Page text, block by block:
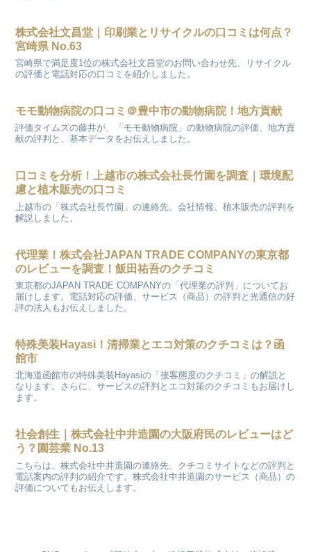
株式会社文昌堂｜印刷業とリサイクルの口コミは何点？
宮崎県 No.63
宮崎県で満足度1位の株式会社文昌堂のお問い合わせ先、リサイクル
の評価と電話対応の口コミを紹介しました。
モモ動物病院の口コミ＠豊中市の動物病院！地方貢献
評価タイムズの藤井が、「モモ動物病院」の動物病院の評価、地方貢
献の評判と、基本データをお伝えしました。
口コミを分析！上越市の株式会社長竹園を調査｜環境配
慮と植木販売の口コミ
上越市の「株式会社長竹園」の連絡先、会社情報、植木販売の評判を
解説しました。
代理業！株式会社JAPAN TRADE COMPANYの東京都
のレビューを調査！飯田祐吾のクチコミ
東京都のJAPAN TRADE COMPANYの「代理業の評判」についてお
届けします。電話対応の評価、サービス（商品）の評判と光通信の好
評の法人もお伝えしました。
特殊美装Hayasi！清掃業とエコ対策のクチコミは？函
館市
北海道函館市の特殊美装Hayasiの「接客態度のクチコミ」の解説と
なります。さらに、サービスの評判とエコ対策のクチコミもお届けし
ます。
社会創生｜株式会社中井造園の大阪府民のレビューはど
う？園芸業 No.13
こちらは、株式会社中井造園の連絡先、クチコミサイトなどの評判と
電話案内の評判の紹介です。株式会社中井造園のサービス（商品）の
評価についてもお伝えします。